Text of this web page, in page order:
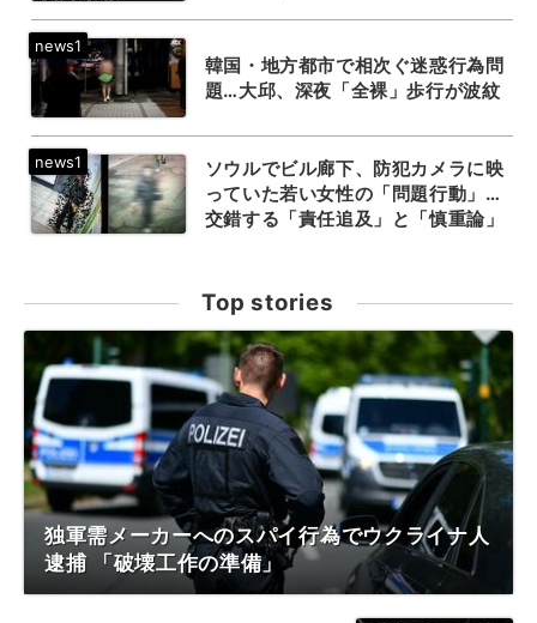
韓国・地方都市で相次ぐ迷惑行為問
題…大邱、深夜「全裸」歩行が波紋
ソウルでビル廊下、防犯カメラに映
っていた若い女性の「問題行動」…
交錯する「責任追及」と「慎重論」
Top stories
独軍需メーカーへのスパイ行為でウクライナ人
逮捕 「破壊工作の準備」